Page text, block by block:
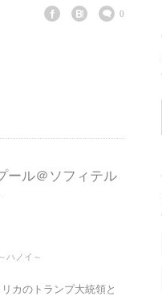
0
ール＠ソフィテル
～ハノイ～
カのトランプ大統領と